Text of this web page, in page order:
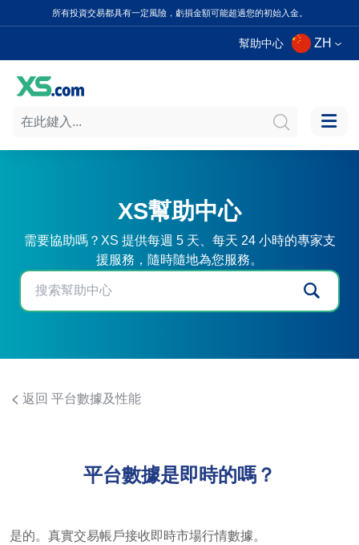
所有投資交易都具有一定風險，虧損金額可能超過您的初始入金。
幫助中心 ZH
XS幫助中心
需要協助嗎？XS 提供每週 5 天、每天 24 小時的專家支
援服務，隨時隨地為您服務。
返回 平台數據及性能
平台數據是即時的嗎？
是的。真實交易帳戶接收即時市場行情數據。